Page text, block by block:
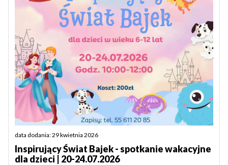
data dodania: 29 kwietnia 2026
Inspirujący Świat Bajek - spotkanie wakacyjne
dla dzieci | 20-24.07.2026